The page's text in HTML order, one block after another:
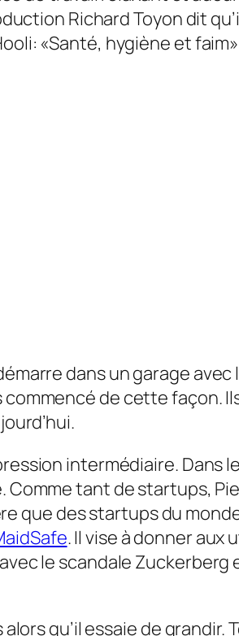
Richard Toyon dit
«Santé, hygiène et
dans un garage avec
de cette façon.
intermédiaire. Dans
Comme tant de startups,
que des startups du
. Il vise à donner
le scandale
qu’il essaie de grandir.